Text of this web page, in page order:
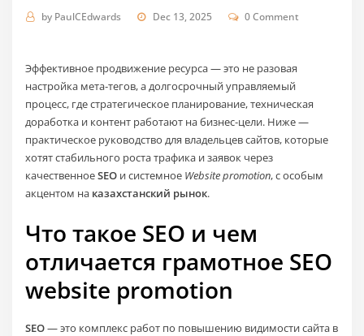
by PaulCEdwards Dec 13, 2025 0 Comment
Эффективное продвижение ресурса — это не разовая
настройка мета‑тегов, а долгосрочный управляемый
процесс, где стратегическое планирование, техническая
доработка и контент работают на бизнес‑цели. Ниже —
практическое руководство для владельцев сайтов, которые
хотят стабильного роста трафика и заявок через
качественноеSEO и системное Website promotion, с особым
акцентом на казахстанский рынок.
Что такое SEO и чем
отличается грамотное SEO
website promotion
SEO— это комплекс работ по повышению видимости сайта в